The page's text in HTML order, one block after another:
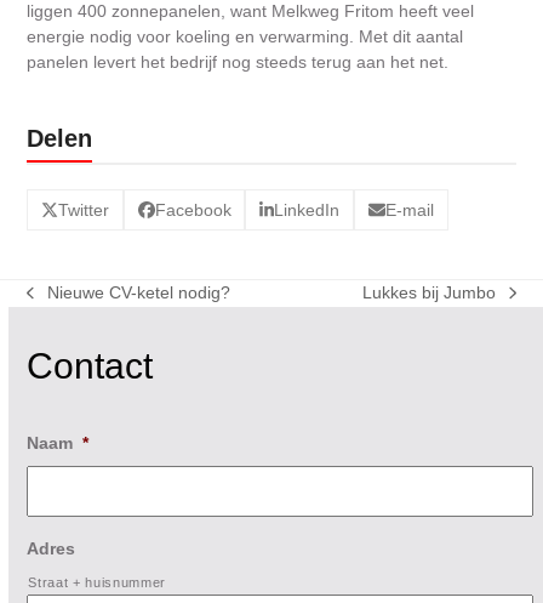
liggen 400 zonnepanelen, want Melkweg Fritom heeft veel
energie nodig voor koeling en verwarming. Met dit aantal
panelen levert het bedrijf nog steeds terug aan het net.
Delen
Twitter Facebook LinkedIn E-mail
previous
Nieuwe CV-ketel nodig?
next
Lukkes bij Jumbo
Contact
Naam *
Adres
Straat + huisnummer